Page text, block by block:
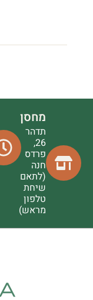
מחסן
תדהר
26,
פרדס
חנה
(לתאם
שיחת
טלפון
מראש)